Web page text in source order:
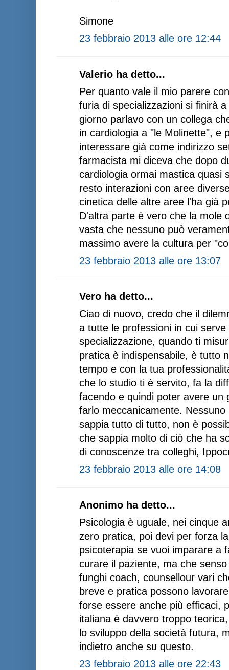
Simone
23 febbraio 2013 alle ore 12:44
Valerio ha detto...
Per quanto vale il mio parere
furia di specializzazioni si finirà
giorno parlavo con un collega
in cardiologia a "le Molinette", e
interessare già come indirizzo
farmacista mi diceva che dopo
cardiologia ormai mastica quasi
resto interazioni con aree
cinetica delle altre aree l'ha già
D'altra parte è vero che la mole
vasta che nessuno può
massimo avere la cultura per
23 febbraio 2013 alle ore 13:07
Vero ha detto...
Ciao di nuovo, credo che il
a tutte le professioni in cui
specializzazione, quando ti
pratica è indispensabile, è tutto
tempo e con la tua
che lo studio ti è servito, fa la
facendo e quindi poter avere un
farlo meccanicamente.
sappia tutto di tutto, non è
che sappia molto di ciò che ha
di conoscenze tra colleghi,
23 febbraio 2013 alle ore 14:08
Anonimo ha detto...
Psicologia è uguale, nei cinque
zero pratica, poi devi per forza
psicoterapia se vuoi imparare a
curare il paziente, ma che
funghi coach, counsellour vari
breve e pratica possono
forse essere anche più efficaci,
italiana è davvero troppo
lo sviluppo della società futura,
indietro anche su questo.
23 febbraio 2013 alle ore 22:43